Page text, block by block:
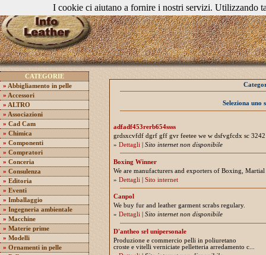
CATEGORIE
» Abbigliamento in pelle
» Accessori
» ALTRO
» Associazioni
» Cad Cam
» Chimica
» Componenti
» Compratori
» Conceria
» Consulenza
» Editoria
» Eventi
» Imballaggio
» Ingegneria ambientale
» Macchine
» Materie prime
» Modelli
» Ornamenti in pelle
Seleziona uno
adfadf453rerb654ssss
grdsxcvfdf dgrf gff gvr feetee we w dsfvgfcdx sc
» Dettagli Sito internet non disponibile
Boxing Winner
We are manufacturers and exporters of Boxing,
» Dettagli Sito internet
Canpol
We buy fur and leather garment scrabs regulary.
» Dettagli Sito internet non disponibile
D'antheo srl unipersonale
Produzione e commercio pelli in poliuretano
croste e vitelli verniciate pelletteria arredamento c...
I cookie ci aiutano a fornire i nostri servizi. Utilizzando